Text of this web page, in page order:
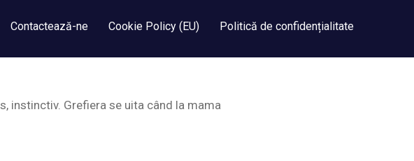
Contactează-ne Cookie Policy (EU) Politică de confidențialitate
instinctiv. Grefiera se uita când la mama